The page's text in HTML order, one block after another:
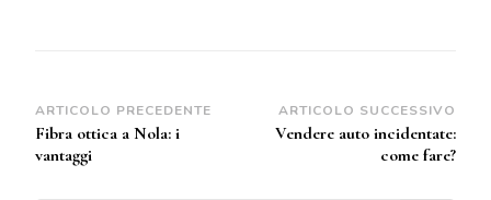
Navigazione
articoli
ARTICOLO PRECEDENTE
Fibra ottica a Nola: i
vantaggi
ARTICOLO SUCCESSIVO
Vendere auto incidentate:
come fare?